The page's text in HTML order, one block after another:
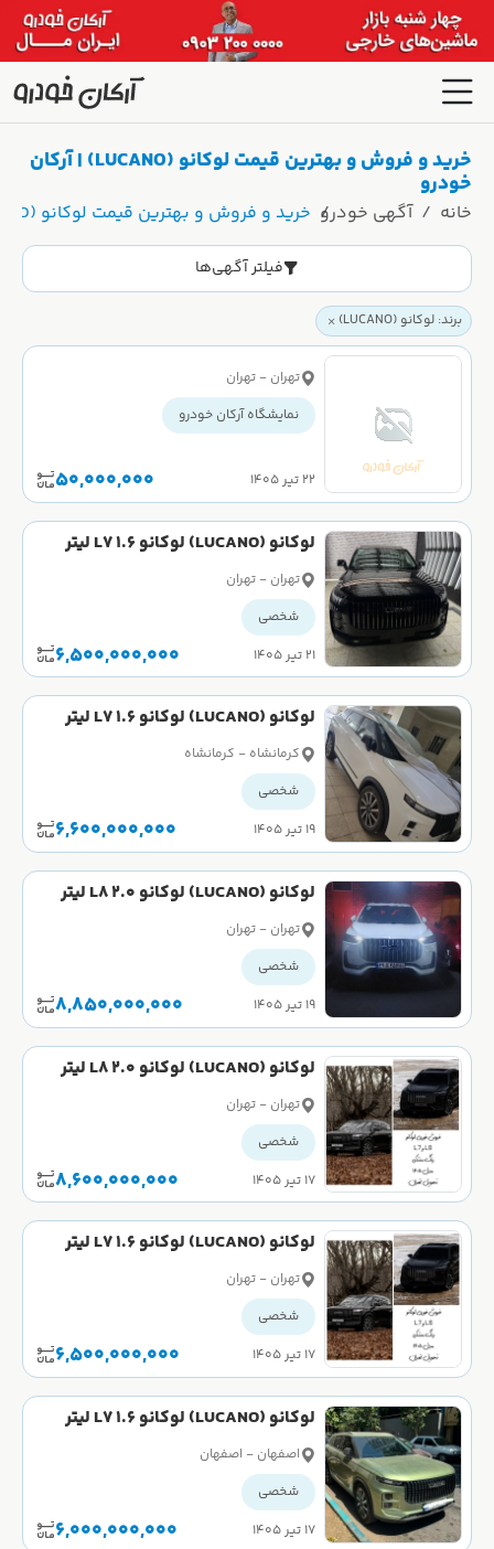
خرید و فروش و بهترین قیمت لوکانو (LUCANO) | آرکان
خودرو
خانه آگهی خودرو خرید و فروش و بهترین قیمت لوکانو (LUCANO) | آرکان خودرو
فیلتر آگهی‌ها
برند: لوکانو (LUCANO)
تهران - تهران
نمایشگاه آرکان خودرو
۲۲ تیر ۱۴۰۵ 50,000,000
لوکانو (LUCANO) لوکانو L7 1.6 لیتر
توربو سال 1404
تهران - تهران
شخصی
۲۱ تیر ۱۴۰۵
6,500,000,000
لوکانو (LUCANO) لوکانو L7 1.6 لیتر
توربو سال 1404
کرمانشاه - کرمانشاه
شخصی
۱۹ تیر ۱۴۰۵
6,600,000,000
لوکانو (LUCANO) لوکانو L8 2.0 لیتر
توربو سال 1404
تهران - تهران
شخصی
۱۹ تیر ۱۴۰۵
8,850,000,000
لوکانو (LUCANO) لوکانو L8 2.0 لیتر
توربو سال 1404
تهران - تهران
شخصی
۱۷ تیر ۱۴۰۵
8,600,000,000
لوکانو (LUCANO) لوکانو L7 1.6 لیتر
توربو سال 1404
تهران - تهران
شخصی
۱۷ تیر ۱۴۰۵
6,500,000,000
لوکانو (LUCANO) لوکانو L7 1.6 لیتر
توربو سال 1404
اصفهان - اصفهان
شخصی
۱۷ تیر ۱۴۰۵
6,000,000,000